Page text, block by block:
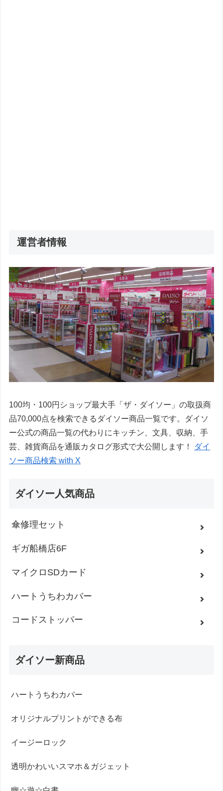
運営者情報
100均・100円ショップ最大手「ザ・ダイソー」の取扱商
品70,000点を検索できるダイソー商品一覧です。ダイソ
ー公式の商品一覧の代わりにキッチン、文具、収納、手
芸、雑貨商品を通販カタログ形式で大公開します！
ダイ
ソー商品検索 with X
ダイソー人気商品
傘修理セット
ギガ船橋店6F
マイクロSDカード
ハートうちわカバー
コードストッパー
ダイソー新商品
ハートうちわカバー
オリジナルプリントができる布
イージーロック
透明かわいいスマホ＆ガジェット